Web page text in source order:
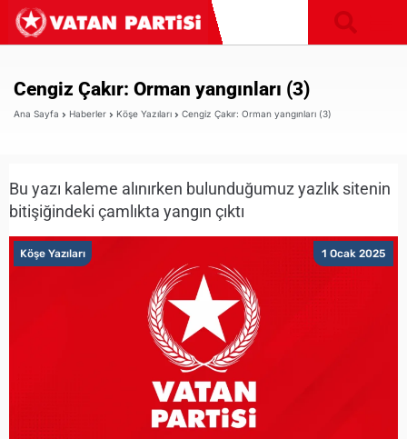
Cengiz Çakır: Orman yangınları (3)
Ana Sayfa Haberler Köşe Yazıları Cengiz Çakır: Orman yangınları (3)
Bu yazı kaleme alınırken bulunduğumuz yazlık sitenin
bitişiğindeki çamlıkta yangın çıktı
1 Ocak 2025
Köşe Yazıları